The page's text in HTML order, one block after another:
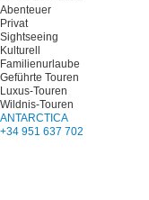
Abenteuer
Privat
Sightseeing
Kulturell
Familienurlaube
Geführte Touren
Luxus-Touren
Wildnis-Touren
ANTARCTICA
+34 951 637 702